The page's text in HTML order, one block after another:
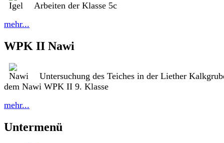
Arbeiten der Klasse 5c
mehr...
WPK II Nawi
Untersuchung des Teiches in der Liether
dem Nawi WPK II 9. Klasse
mehr...
Untermenü